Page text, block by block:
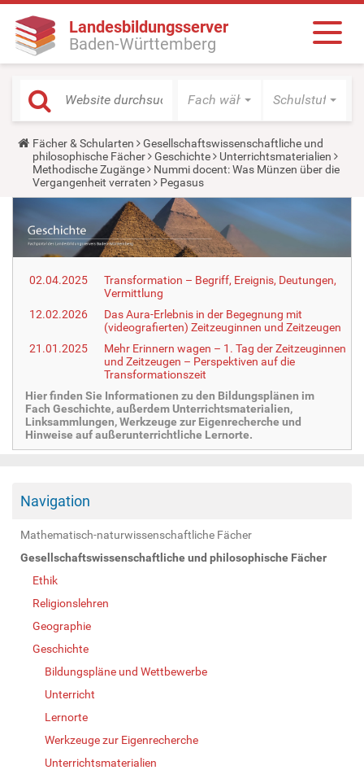
Landesbildungsserver
Baden-Württemberg
Fach wählen Schulstufe
Y
o
u
a
r
e
r
e
Fächer & Schularten
Gesellschaftswissenschaftliche und
philosophische Fächer
Geschichte
Unterrichtsmaterialien
Methodische Zugänge
Nummi docent: Was Münzen über die
Vergangenheit verraten
Pegasus
02.04.2025
Transformation – Begriff, Ereignis, Deutungen,
Vermittlung
12.02.2026
Das Aura-Erlebnis in der Begegnung mit
(videografierten) Zeitzeuginnen und Zeitzeugen
21.01.2025
Mehr Erinnern wagen – 1. Tag der Zeitzeuginnen
und Zeitzeugen – Perspektiven auf die
Transformationszeit
Hier finden Sie Informationen zu den Bildungsplänen im
Fach Geschichte, außerdem Unterrichtsmaterialien,
Linksammlungen, Werkzeuge zur Eigenrecherche und
Hinweise auf außerunterrichtliche Lernorte.
Navigation
Mathematisch-naturwissenschaftliche Fächer
Gesellschaftswissenschaftliche und philosophische Fächer
Ethik
Religionslehren
Geographie
Geschichte
Bildungspläne und Wettbewerbe
Unterricht
Lernorte
Werkzeuge zur Eigenrecherche
Unterrichtsmaterialien